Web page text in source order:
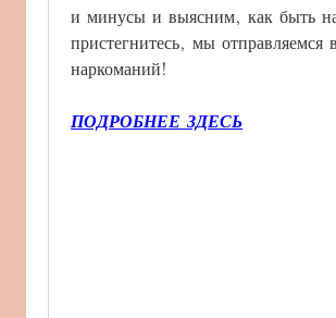
и минусы и выясним, как быть
пристегнитесь, мы
наркоманий!
ПОДРОБНЕЕ ЗДЕСЬ